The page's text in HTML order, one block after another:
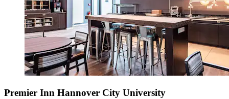
Premier Inn Hannover City University